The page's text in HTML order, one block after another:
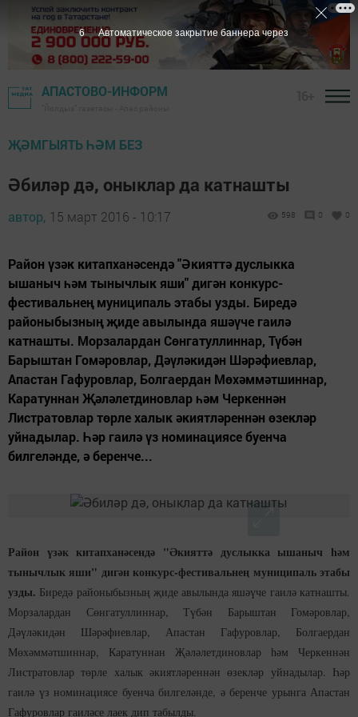
АПАСТОВО-ИНФОРМ
ҖӘМГЫЯТЬ ҺӘМ БЕЗ
Әбиләр дә, оныклар да катнашты
автор, 15 март 2016 - 10:17 598 0 0
Район үзәк китапханәсендә "Әкияттә дуслыкка
ышаныч һәм тынычлык яши" дигән конкурс-
фестивальнең муниципаль этабы узды. Биредә
районыбызның җиде авылында яшәүче гаилә
катнашты. Морзалардан Сөнгатуллиннар, Түбән
Барыштан Гомәровлар, Дәүләкидән Шәрәфиевлар,
Апастан Гафуровлар, Болгаердан Мөхәммәтшиннар,
Каратуннан Җәләлетдиновлар һәм Черкеннән
Листратовлар төрле халык әкиятләреннән өзекләр
уйнадылар. Һәр гаилә үз номинациясе буенча
билгеләнде, ә беренче...
Район үзәк китапханәсендә "Әкияттә дуслыкка ышаныч һәм
тынычлык яши" дигән конкурс-фестивальнең муниципаль этабы
узды. Биредә районыбызның җиде авылында яшәүче гаилә катнашты.
Морзалардан Сөнгатуллиннар, Түбән Барыштан Гомәровлар,
Дәүләкидән Шәрәфиевлар, Апастан Гафуровлар, Болгаердан
Мөхәммәтшиннар, Каратуннан Җәләлетдиновлар һәм Черкеннән
Листратовлар төрле халык әкиятләреннән өзекләр уйнадылар. Һәр
гаилә үз номинациясе буенча билгеләнде, ә беренче урынга Апастан
Гафуровлар гаиләсе лаек дип табылды.
5 Автоматическое закрытие баннера через